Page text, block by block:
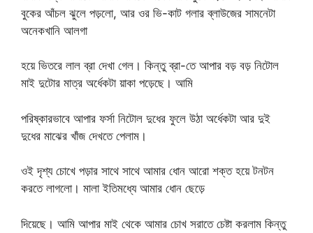
বুকের আঁচল ঝুলে পড়লো, আর ওর ভি-কাট গলার ব্লাউজের সামনেটা
অনেকখানি আলগা
হয়ে ভিতরে লাল ব্রা দেখা গেল। কিন্তু ব্রা-তে আপার বড় বড় নিটোল
মাই দুটোর মাত্র অর্ধেকটা য়াকা পড়েছে। আমি
পরিষ্কারভাবে আপার ফর্সা নিটোল দুধের ফুলে উঠা অর্ধেকটা আর দুই
দুধের মাঝের খাঁজ দেখতে পেলাম।
ওই দৃশ্য চোখে পড়ার সাথে সাথে আমার ধোন আরো শক্ত হয়ে টনটন
করতে লাগলো। মালা ইতিমধ্যে আমার ধোন ছেড়ে
দিয়েছে। আমি আপার মাই থেকে আমার চোখ সরাতে চেষ্টা করলাম কিন্তু